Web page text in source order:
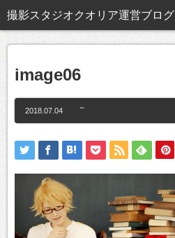
撮影スタジオクオリア運営ブログ
image06
2018.07.04